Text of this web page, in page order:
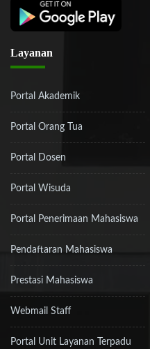
Layanan
Portal Akademik
Portal Orang Tua
Portal Dosen
Portal Wisuda
Portal Penerimaan Mahasiswa
Pendaftaran Mahasiswa
Prestasi Mahasiswa
Webmail Staff
Portal Unit Layanan Terpadu